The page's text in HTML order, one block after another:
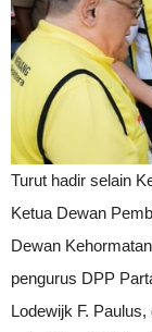
Turut hadir selain
Ketua Dewan
Dewan
pengurus DPP
Lodewijk F.